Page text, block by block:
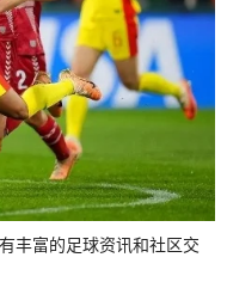
丰富的足球资讯和社区交